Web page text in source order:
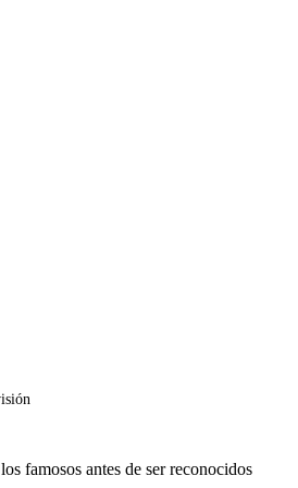
famosos antes de ser reconocidos